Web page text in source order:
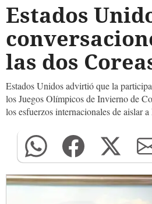
Estados
las dos
Estados Unidos advirtió que la
los Juegos Olímpicos de Invierno de
los esfuerzos internacionales de aislar